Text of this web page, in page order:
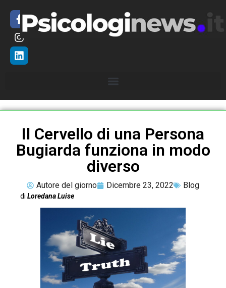
Il Cervello di una Persona
Bugiarda funziona in modo
diverso
Autore del giorno Dicembre 23, 2022 Blog
di Loredana Luise